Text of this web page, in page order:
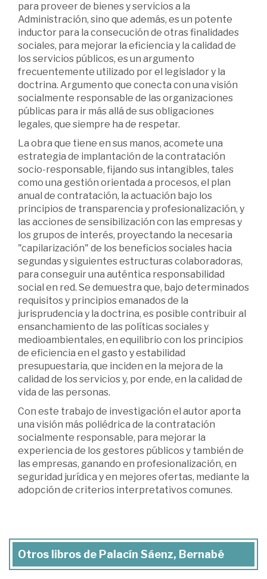
para proveer de bienes y servicios a la
Administración, sino que además, es un potente
inductor para la consecución de otras finalidades
sociales, para mejorar la eficiencia y la calidad de
los servicios públicos, es un argumento
frecuentemente utilizado por el legislador y la
doctrina. Argumento que conecta con una visión
socialmente responsable de las organizaciones
públicas para ir más allá de sus obligaciones
legales, que siempre ha de respetar.
La obra que tiene en sus manos, acomete una
estrategia de implantación de la contratación
socio-responsable, fijando sus intangibles, tales
como una gestión orientada a procesos, el plan
anual de contratación, la actuación bajo los
principios de transparencia y profesionalización, y
las acciones de sensibilización con las empresas y
los grupos de interés, proyectando la necesaria
"capilarización" de los beneficios sociales hacia
segundas y siguientes estructuras colaboradoras,
para conseguir una auténtica responsabilidad
social en red. Se demuestra que, bajo determinados
requisitos y principios emanados de la
jurisprudencia y la doctrina, es posible contribuir al
ensanchamiento de las políticas sociales y
medioambientales, en equilibrio con los principios
de eficiencia en el gasto y estabilidad
presupuestaria, que inciden en la mejora de la
calidad de los servicios y, por ende, en la calidad de
vida de las personas.
Con este trabajo de investigación el autor aporta
una visión más poliédrica de la contratación
socialmente responsable, para mejorar la
experiencia de los gestores públicos y también de
las empresas, ganando en profesionalización, en
seguridad jurídica y en mejores ofertas, mediante la
adopción de criterios interpretativos comunes.
Otros libros de Palacín Sáenz, Bernabé